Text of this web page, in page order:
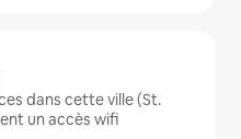
dans cette ville (St.
un accès wifi